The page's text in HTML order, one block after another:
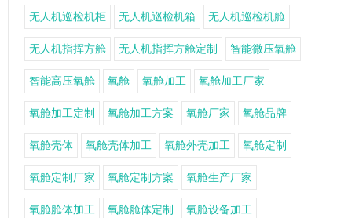
无人机巡检机柜 无人机巡检机箱 无人机巡检机舱
无人机指挥方舱 无人机指挥方舱定制 智能微压氧舱
智能高压氧舱 氧舱 氧舱加工 氧舱加工厂家
氧舱加工定制 氧舱加工方案 氧舱厂家 氧舱品牌
氧舱壳体 氧舱壳体加工 氧舱外壳加工 氧舱定制
氧舱定制厂家 氧舱定制方案 氧舱生产厂家
氧舱舱体加工 氧舱舱体定制 氧舱设备加工